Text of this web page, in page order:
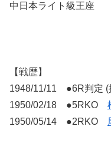
中日本ライト級王座
【戦歴】
1948/11/11 ●6R判定
1950/02/18 ●5RKO
1950/05/14 ●2RKO